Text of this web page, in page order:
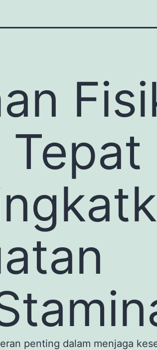
Tepat
penting dalam menjaga